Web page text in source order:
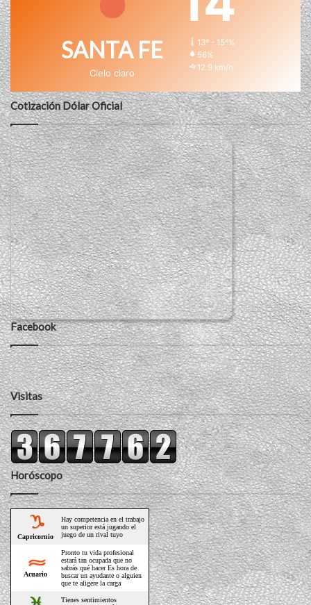
SANTA FE
Cielo claro
13º - 15º%
56%
12.9 km/h
Cotización Dólar Oficial
Facebook
Visitas
Horóscopo